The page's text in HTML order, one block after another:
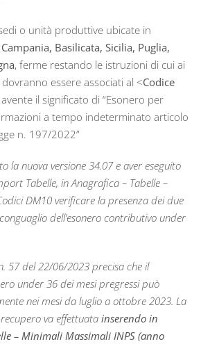
o unità produttive ubicate in
Basilicata, Sicilia, Puglia,
, ferme restando le istruzioni di cui ai
essere associati al <Codice
il significato di “Esonero per
a tempo indeterminato articolo
n. 197/2022”
la nuova versione 34.07 e aver eseguito
Tabelle, in Anagrafica – Tabelle –
DM10 verificare la presenza dei due
dell’esonero contributivo under
57 del 22/06/2023 precisa che il
under 36 dei mesi pregressi può
nei mesi da luglio a ottobre 2023. La
va effettuata inserendo in
– Minimali Massimali INPS (anno